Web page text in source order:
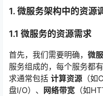
1. 微服务架构中的资源
1.1 微服务的资源需求
首先，我们需要明确， 微
服务组成的，每个服务都
求通常包括 计算资源 （如
盘I/O）、
网络带宽 （如